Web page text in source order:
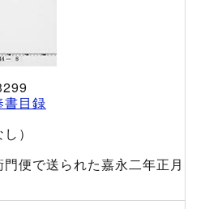
書目録
し）
便で送られた嘉永二年正月